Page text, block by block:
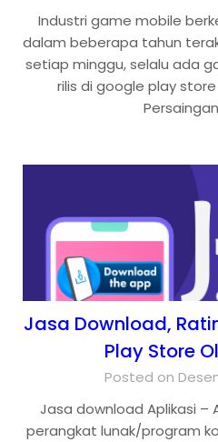
Industri game mobile
dalam beberapa tahun
setiap minggu, selalu ada
rilis di google play
Jasa Download,
Play Store
Posted on
Jasa download Aplikasi –
perangkat lunak/program